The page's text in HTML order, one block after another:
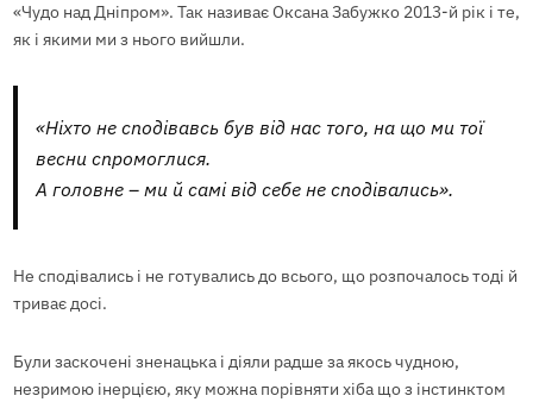
«Чудо над Дніпром». Так називає Оксана Забужко 2013-й рік і те,
як і якими ми з нього вийшли.
«Ніхто не сподівавсь був від нас того, на що ми тої
весни спромоглися.
А головне – ми й самі від себе не сподівались».
Не сподівались і не готувались до всього, що розпочалось тоді й
триває досі.
Були заскочені зненацька і діяли радше за якось чудною,
незримою інерцією, яку можна порівняти хіба що з інстинктом